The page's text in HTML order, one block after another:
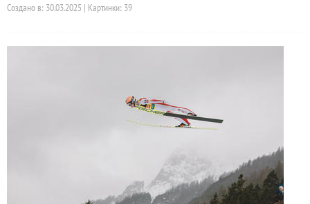
Создано в: 30.03.2025 | Картинки: 39